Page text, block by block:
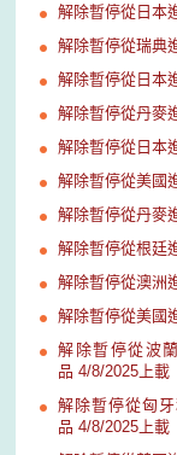
解除暫停從日本
解除暫停從瑞典
解除暫停從日本
解除暫停從丹麥
解除暫停從日本
解除暫停從美國
解除暫停從丹麥
解除暫停從根廷
解除暫停從澳洲
解除暫停從美國
解除暫停從波
品 4/8/2025上載
解除暫停從匈
品 4/8/2025上載